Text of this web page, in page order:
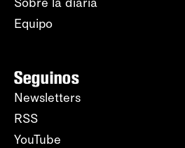
Equipo
Seguinos
Newsletters
RSS
YouTube